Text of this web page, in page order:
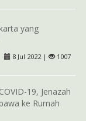
yang
8 Jul 2022 | 1007
19, Jenazah
ke Rumah